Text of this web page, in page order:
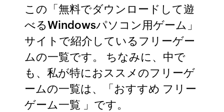
この「無料でダウンロードして遊
べるWindowsパソコン用ゲーム」
サイトで紹介しているフリーゲー
ムの一覧です。 ちなみに、中で
も、私が特におススメのフリーゲ
ームの一覧は、「おすすめ フリー
ゲーム一覧 」です。